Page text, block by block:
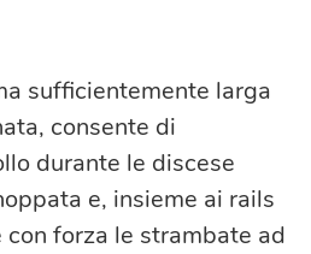
sufficientemente larga
consente di
durante le discese
e, insieme ai rails
forza le strambate ad